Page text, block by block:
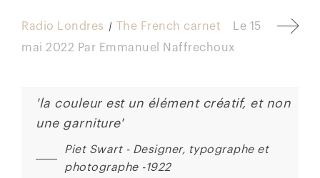
Radio Londres The French carnet Le 15
mai 2022 Par Emmanuel Naffrechoux
'la couleur est un élément créatif, et non
une garniture'
Piet Swart - Designer, typographe et
photographe -1922